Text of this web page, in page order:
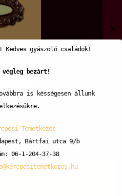
✕
gyászoló családok!
végleg bezárt!
is késségesen állunk
Temetkezés
Bártfai utca 9/b
06-1-204-37-38